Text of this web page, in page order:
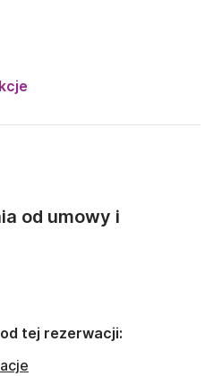
od umowy i
tej rezerwacji: